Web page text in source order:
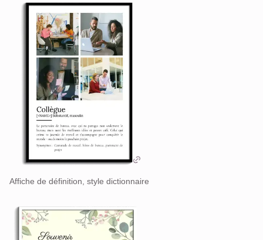
Affiche de définition, style dictionnaire